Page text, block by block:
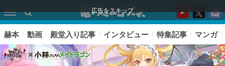
広告をスキップ
赫本 動画 殿堂入り記事 インタビュー 特集記事 マンガ